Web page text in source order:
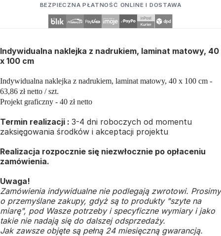
BEZPIECZNA PŁATNOŚĆ ONLINE I DOSTAWA
Indywidualna naklejka z nadrukiem, laminat matowy, 40
x 100 cm
Indywidualna naklejka z nadrukiem, laminat matowy, 40 x 100 cm -
63,86 zł netto / szt.
Projekt graficzny - 40 zł netto
Termin realizacji : 3-4 dni roboczych od momentu
zaksięgowania środków i akceptacji projektu
Realizacja rozpocznie się niezwłocznie po opłaceniu
zamówienia.
Uwaga!
Zamówienia indywidualne nie podlegają zwrotowi. Prosimy
o przemyślane zakupy, gdyż są to produkty "szyte na
miarę", pod Wasze potrzeby i specyficzne wymiary i jako
takie nie nadają się do dalszej odsprzedaży.
Jak zawsze objęte są pełną 24 miesięczną gwarancją.